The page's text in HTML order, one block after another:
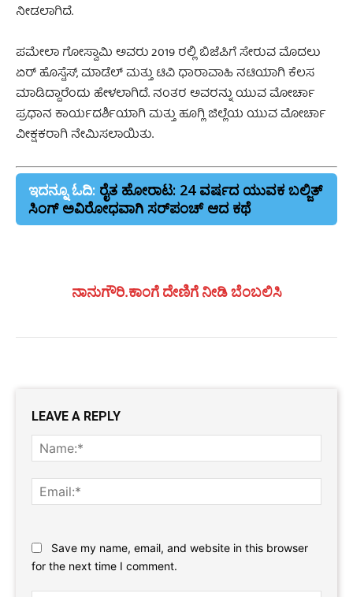
ನೀಡಲಾಗಿದೆ.
ಪಮೇಲಾ ಗೋಸ್ವಾಮಿ ಅವರು 2019 ರಲ್ಲಿ ಬಿಜೆಪಿಗೆ ಸೇರುವ ಮೊದಲು
ಏರ್ ಹೊಸ್ಟೆಸ್, ಮಾಡೆಲ್ ಮತ್ತು ಟಿವಿ ಧಾರಾವಾಹಿ ನಟಿಯಾಗಿ ಕೆಲಸ
ಮಾಡಿದ್ದಾರೆಂದು ಹೇಳಲಾಗಿದೆ. ನಂತರ ಅವರನ್ನು ಯುವ ಮೋರ್ಚಾ
ಪ್ರಧಾನ ಕಾರ್ಯದರ್ಶಿಯಾಗಿ ಮತ್ತು ಹೂಗ್ಲಿ ಜಿಲ್ಲೆಯ ಯುವ ಮೋರ್ಚಾ
ವೀಕ್ಷಕರಾಗಿ ನೇಮಿಸಲಾಯಿತು.
ಇದನ್ನೂ ಓದಿ: ರೈತ ಹೋರಾಟ: 24 ವರ್ಷದ ಯುವಕ ಬಲ್ಜಿತ್
ಸಿಂಗ್ ಅವಿರೋಧವಾಗಿ ಸರ್‌ಪಂಚ್‌ ಆದ ಕಥೆ
ನಾನುಗೌರಿ.ಕಾಂಗೆ ದೇಣಿಗೆ ನೀಡಿ ಬೆಂಬಲಿಸಿ
LEAVE A REPLY
Save my name, email, and website in this browser
for the next time I comment.